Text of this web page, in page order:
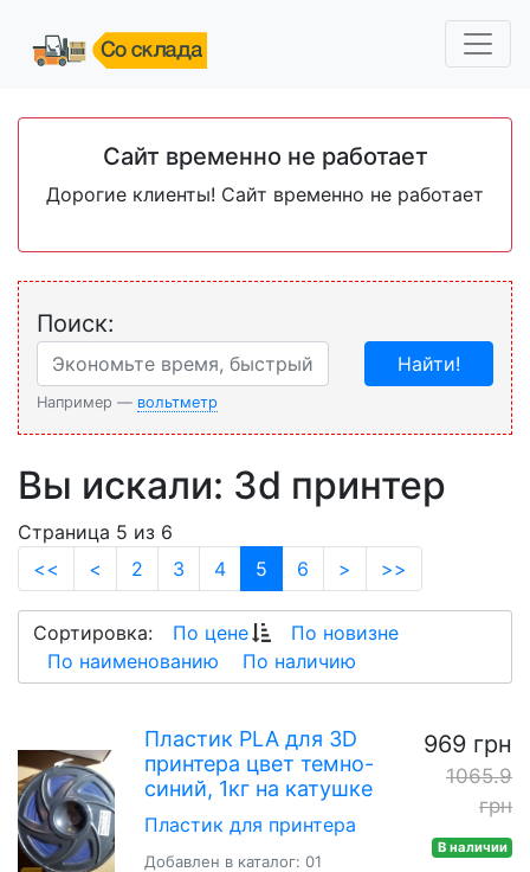
Сайт временно не работает
Дорогие клиенты! Сайт временно не работает
Поиск:
Например — вольтметр
Найти!
Вы искали: 3d принтер
Страница 5 из 6
<<
< 2 3 4 5 (current)
6 > >>
Сортировка: По цене
По новизне
По наименованию
По наличию
Пластик PLA для 3D
принтера цвет темно-
синий, 1кг на катушке
Пластик для принтера
Добавлен в каталог: 01
969 грн
1065.9
грн
В наличии